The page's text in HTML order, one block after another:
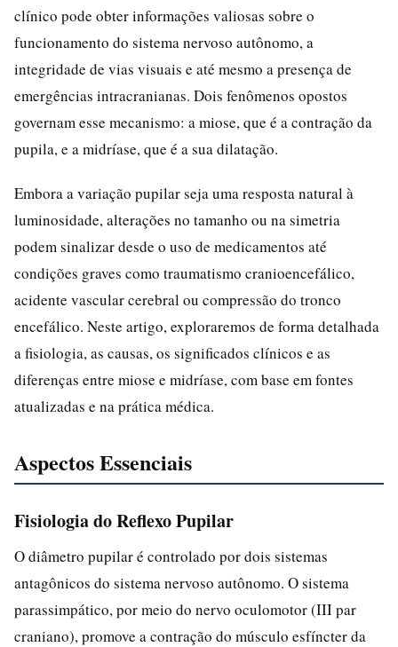
clínico pode obter informações valiosas sobre o
funcionamento do sistema nervoso autônomo, a
integridade de vias visuais e até mesmo a presença de
emergências intracranianas. Dois fenômenos opostos
governam esse mecanismo: a miose, que é a contração da
pupila, e a midríase, que é a sua dilatação.
Embora a variação pupilar seja uma resposta natural à
luminosidade, alterações no tamanho ou na simetria
podem sinalizar desde o uso de medicamentos até
condições graves como traumatismo cranioencefálico,
acidente vascular cerebral ou compressão do tronco
encefálico. Neste artigo, exploraremos de forma detalhada
a fisiologia, as causas, os significados clínicos e as
diferenças entre miose e midríase, com base em fontes
atualizadas e na prática médica.
Aspectos Essenciais
Fisiologia do Reflexo Pupilar
O diâmetro pupilar é controlado por dois sistemas
antagônicos do sistema nervoso autônomo. O sistema
parassimpático, por meio do nervo oculomotor (III par
craniano), promove a contração do músculo esfíncter da